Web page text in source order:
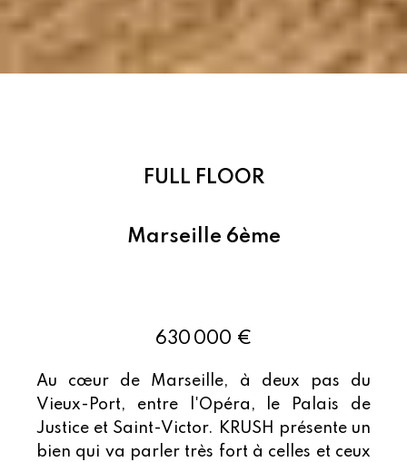
FULL FLOOR
Marseille 6ème
630 000 €
Au cœur de Marseille, à deux pas du
Vieux-Port, entre l'Opéra, le Palais de
Justice et Saint-Victor. KRUSH présente un
bien qui va parler très fort à celles et ceux